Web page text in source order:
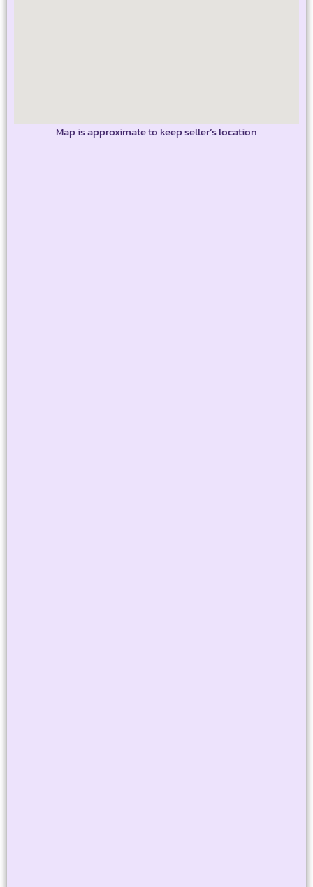
Map is approximate to keep seller’s location